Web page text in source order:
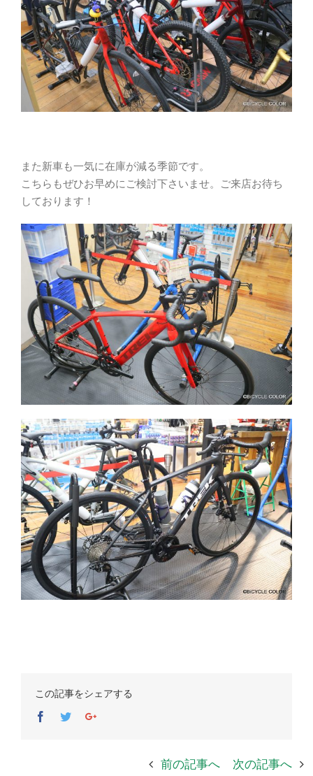
また新車も一気に在庫が減る季節です。
こちらもぜひお早めにご検討下さいませ。ご来店お待ち
しております！
この記事をシェアする
Facebook
TwitterGoogle+
前の記事へ 次の記事へ